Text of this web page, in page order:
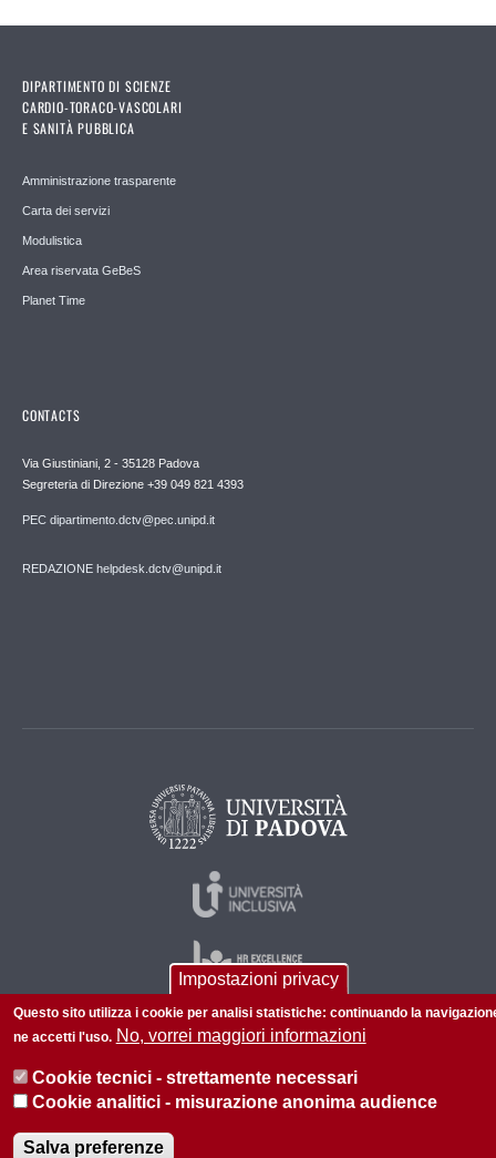
DIPARTIMENTO DI SCIENZE
CARDIO-TORACO-VASCOLARI
E SANITÀ PUBBLICA
Amministrazione trasparente
Carta dei servizi
Modulistica
Area riservata GeBeS
Planet Time
CONTACTS
Via Giustiniani, 2 - 35128 Padova
Segreteria di Direzione +39 049 821 4393
PEC dipartimento.dctv@pec.unipd.it
REDAZIONE helpdesk.dctv@unipd.it
P.I. 00742430283 C.F. 80006480281
Impostazioni privacy
Questo sito utilizza i cookie per analisi statistiche: continuando la
ne accetti l'uso. No, vorrei maggiori informazioni
Cookie tecnici - strettamente necessari
Cookie analitici - misurazione anonima audience
Salva preferenze